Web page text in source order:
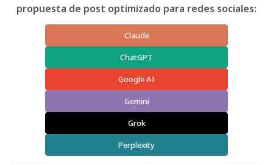
propuesta de post optimizado para redes sociales:
Claude
ChatGPT
Google AI
Gemini
Grok
Perplexity